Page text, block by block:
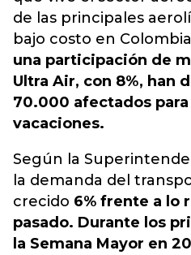
de las principales
bajo costo en
una participación de
Ultra Air, con 8%, han
70.000 afectados
vacaciones.
Según la
la demanda del
crecido 6% frente a lo
pasado. Durante los
la Semana Mayor en